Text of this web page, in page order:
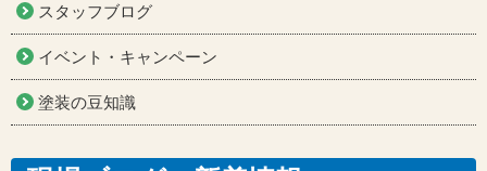
スタッフブログ
イベント・キャンペーン
塗装の豆知識